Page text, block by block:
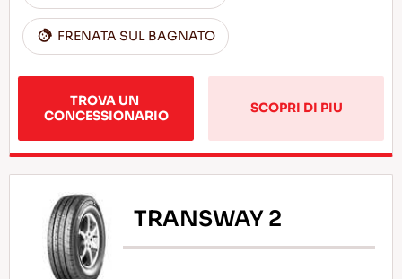
FRENATA SUL BAGNATO
TROVA UN
CONCESSIONARIO
SCOPRI DI PIU
TRANSWAY 2